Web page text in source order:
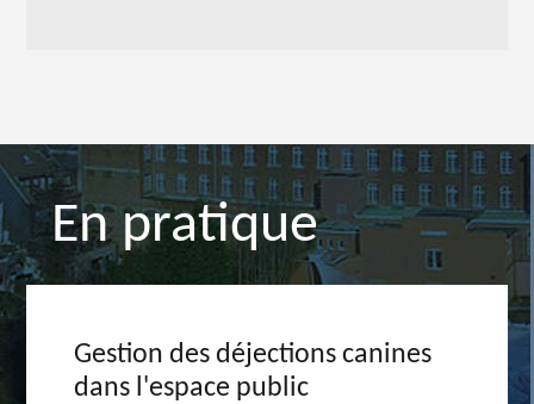
En pratique
Gestion des déjections canines
dans l'espace public